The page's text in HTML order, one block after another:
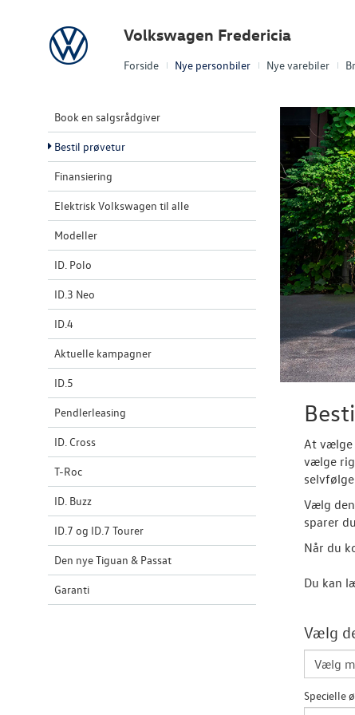
Forside Nye personbiler Nye varebiler
Volkswagen Volkswagen Fredericia
Book en salgsrådgiver
Bestil prøvetur
Finansiering
Elektrisk Volkswagen til alle
Modeller
ID. Polo
ID.3 Neo
ID.4
Aktuelle kampagner
ID.5
Pendlerleasing
ID. Cross
T-Roc
ID. Buzz
ID.7 og ID.7 Tourer
Den nye Tiguan & Passat
Garanti
At vælge
vælge
Vælg
sparer
Når du
Du kan
Vælg
Specielle